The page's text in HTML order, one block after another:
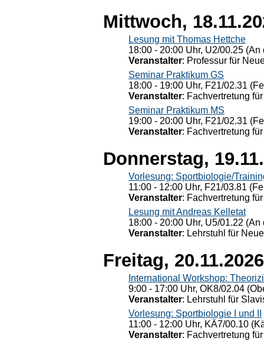
Mittwoch,
Lesung mit Thomas Hettche
18:00 - 20:00 Uhr, U2/00.25
Veranstalter: Professur für
Seminar Praktikum GS
18:00 - 19:00 Uhr, F21/02.31
Veranstalter: Fachvertretung
Seminar Praktikum MS
19:00 - 20:00 Uhr, F21/02.31
Veranstalter: Fachvertretung
Donnerstag,
Vorlesung: Sportbiologie/
11:00 - 12:00 Uhr, F21/03.81
Veranstalter: Fachvertretung
Lesung mit Andreas Kelletat
18:00 - 20:00 Uhr, U5/01.22
Veranstalter: Lehrstuhl für
Freitag, 20.11.2026
International Workshop:
9:00 - 17:00 Uhr, OK8/02.04
Veranstalter: Lehrstuhl für
Vorlesung: Sportbiologie I und II
11:00 - 12:00 Uhr, KÄ7/00.10
Veranstalter: Fachvertretung